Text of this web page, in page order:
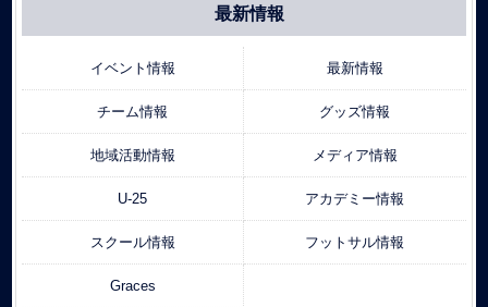
最新情報
イベント情報 最新情報
チーム情報 グッズ情報
地域活動情報 メディア情報
U-25 アカデミー情報
スクール情報 フットサル情報
Graces